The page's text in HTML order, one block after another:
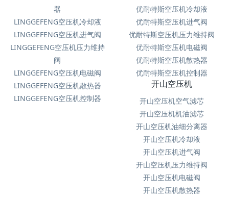
器
LINGGEFENG空压机冷却液
LINGGEFENG空压机进气阀
LINGGEFENG空压机压力维持
阀
LINGGEFENG空压机电磁阀
LINGGEFENG空压机散热器
LINGGEFENG空压机控制器
优耐特斯空压机冷却液
优耐特斯空压机进气阀
优耐特斯空压机压力维持阀
优耐特斯空压机电磁阀
优耐特斯空压机散热器
优耐特斯空压机控制器
开山空压机
开山空压机空气滤芯
开山空压机机油滤芯
开山空压机油细分离器
开山空压机冷却液
开山空压机进气阀
开山空压机压力维持阀
开山空压机电磁阀
开山空压机散热器